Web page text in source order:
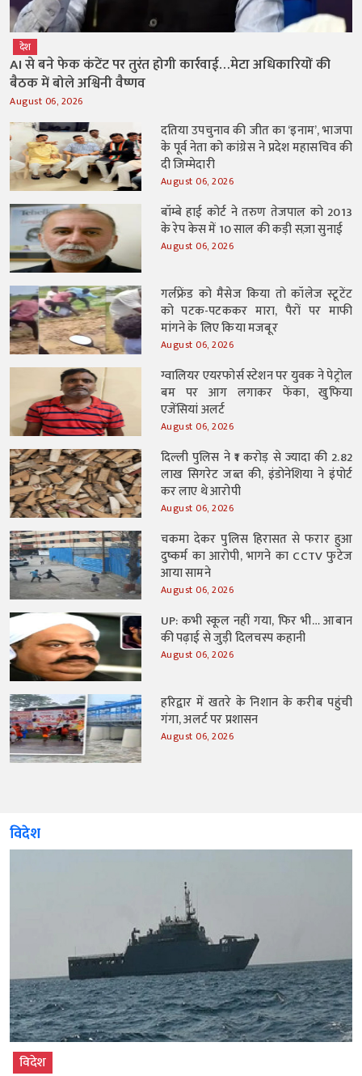
देश
AI से बने फेक कंटेंट पर तुरंत होगी कार्रवाई…मेटा अधिकारियों की
बैठक में बोले अश्विनी वैष्णव
August 06, 2026
दतिया उपचुनाव की जीत का ‘इनाम’, भाजपा
के पूर्व नेता को कांग्रेस ने प्रदेश महासचिव की
दी जिम्मेदारी
August 06, 2026
बॉम्बे हाई कोर्ट ने तरुण तेजपाल को 2013
के रेप केस में 10 साल की कड़ी सज़ा सुनाई
August 06, 2026
गर्लफ्रेंड को मैसेज किया तो कॉलेज स्टूटेंट
को पटक-पटककर मारा, पैरों पर माफी
मांगने के लिए किया मजबूर
August 06, 2026
ग्वालियर एयरफोर्स स्टेशन पर युवक ने पेट्रोल
बम पर आग लगाकर फेंका, खुफिया
एजेंसियां अलर्ट
August 06, 2026
दिल्ली पुलिस ने ₹1 करोड़ से ज्यादा की 2.82
लाख सिगरेट जब्त की, इंडोनेशिया ने इंपोर्ट
कर लाए थे आरोपी
August 06, 2026
चकमा देकर पुलिस हिरासत से फरार हुआ
दुष्कर्म का आरोपी, भागने का CCTV फुटेज
आया सामने
August 06, 2026
UP: कभी स्कूल नहीं गया, फिर भी… आबान
की पढ़ाई से जुड़ी दिलचस्प कहानी
August 06, 2026
हरिद्वार में खतरे के निशान के करीब पहुंची
गंगा, अलर्ट पर प्रशासन
August 06, 2026
विदेश
विदेश